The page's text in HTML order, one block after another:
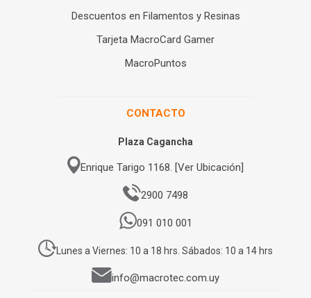
Descuentos en Filamentos y Resinas
Tarjeta MacroCard Gamer
MacroPuntos
CONTACTO
Plaza Cagancha
Enrique Tarigo 1168. [Ver Ubicación]
2900 7498
091 010 001
Lunes a Viernes: 10 a 18 hrs. Sábados: 10 a 14 hrs
info@macrotec.com.uy